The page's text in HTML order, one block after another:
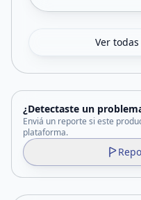
Ver
¿Detectaste un
Enviá un reporte si este
plataforma.